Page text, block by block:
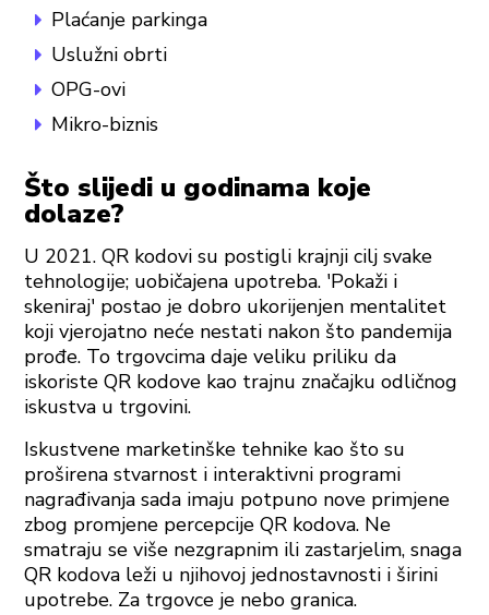
Plaćanje parkinga
Uslužni obrti
OPG-ovi
Mikro-biznis
Što slijedi u godinama koje
dolaze?
U 2021. QR kodovi su postigli krajnji cilj svake
tehnologije; uobičajena upotreba. 'Pokaži i
skeniraj' postao je dobro ukorijenjen mentalitet
koji vjerojatno neće nestati nakon što pandemija
prođe. To trgovcima daje veliku priliku da
iskoriste QR kodove kao trajnu značajku odličnog
iskustva u trgovini.
Iskustvene marketinške tehnike kao što su
proširena stvarnost i interaktivni programi
nagrađivanja sada imaju potpuno nove primjene
zbog promjene percepcije QR kodova. Ne
smatraju se više nezgrapnim ili zastarjelim, snaga
QR kodova leži u njihovoj jednostavnosti i širini
upotrebe. Za trgovce je nebo granica.